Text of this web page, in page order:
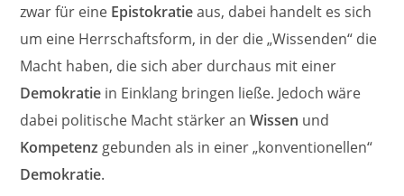
zwar für eine Epistokratieaus, dabei handelt es sich
um eine Herrschaftsform, in der die „Wissenden“ die
Macht haben, die sich aber durchaus mit einer
Demokratie in Einklang bringen ließe. Jedoch wäre
dabei politische Macht stärker anWissen und
Kompetenz gebunden als in einer „konventionellen“
Demokratie.